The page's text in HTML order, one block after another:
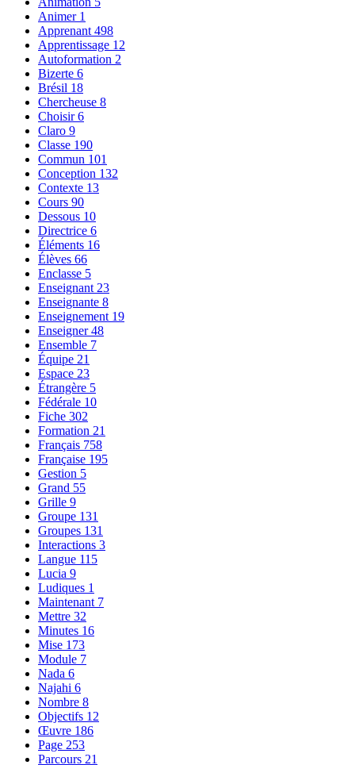
Animer 1
Apprenant 498
Apprentissage 12
Autoformation 2
Bizerte 6
Brésil 18
Chercheuse 8
Choisir6
Claro 9
Classe 190
Commun 101
Conception 132
Contexte 13
Cours 90
Dessous 10
Directrice 6
Éléments 16
Élèves 66
Enclasse 5
Enseignant 23
Enseignante 8
Enseignement 19
Enseigner48
Ensemble 7
Équipe 21
Espace 23
Étrangère 5
Fédérale 10
Fiche 302
Formation 21
Français 758
Française 195
Gestion 5
Grand 55
Grille 9
Groupe 131
Groupes 131
Interactions 3
Langue 115
Lucia 9
Ludiques 1
Maintenant 7
Mettre 32
Minutes 16
Mise 173
Module 7
Nada 6
Najahi 6
Nombre 8
Objectifs 12
Œuvre 186
Page 253
Parcours 21